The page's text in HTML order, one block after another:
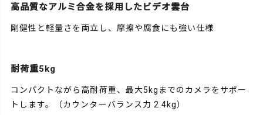
高品質なアルミ合金を採用したビデオ雲台
剛健性と軽量さを両立し、摩擦や腐食にも強い仕様
耐荷重5kg
コンパクトながら高耐荷重、最大5kgまでのカメラをサポー
トします。（カウンターバランス力 2.4kg）